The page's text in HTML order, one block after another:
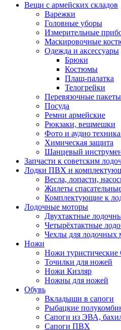
Вещи с армейских складов
Варежки
Головные уборы
Измерительные
Маскировочные
Одежда и аксессуары
Брюки
Костюмы
Плащ-палатка
Телогрейки
Перевязочные пакеты
Посуда
Ремни армейские
Рюкзаки, вещмешки
Фото и аудио
Химическая защита
Шанцевый
Запчасти к советским
Лодки ПВХ и
Весла, лопасти,
Жилеты
Комплектующие к
Лодочные моторы
Двухтактные
Четырёхтактные
Чехлы для лодочных
Ножи
Ножи туристические
Точилки для ножей
Ножи Кизляр
Ножны для ножей
Обувь
Вкладыши в сапоги
Рыбацкие
Сапоги из ЭВА,
Сапоги ПВХ